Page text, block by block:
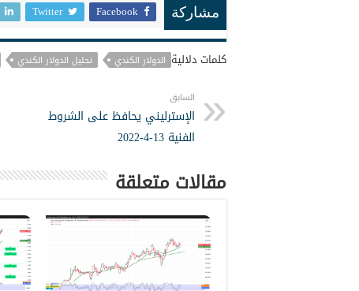
مشاركة Facebook
Twitter
كلمات دلالية الدولار الكندي تحليل الدولار الكندي
السابق
الإسترليني يحافظ على الشروط
الفنية 13-4-2022
مقالات متعلقة